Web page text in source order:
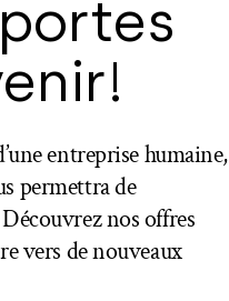
entreprise humaine,
permettra de
nos offres
vers de nouveaux